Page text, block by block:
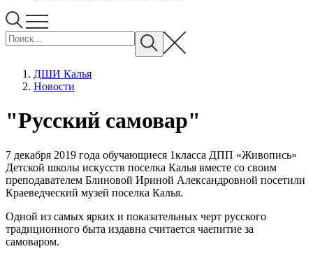
ДШИ Калья
Новости
"Русский самовар"
7 декабря 2019 года обучающиеся 1класса ДПП «Живопись»
Детской школы искусств поселка Калья вместе со своим
преподавателем Блиновой Ириной Александровной посетили
Краеведческий музей поселка Калья.
Одной из самых ярких и показательных черт русского
традиционного быта издавна считается чаепитие за
самоваром.